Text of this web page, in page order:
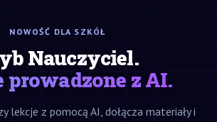
NOWOŚĆ DLA SZKÓŁ
Nauczyciel.
prowadzone z AI.
lekcje z pomocą AI, dołącza materiały i